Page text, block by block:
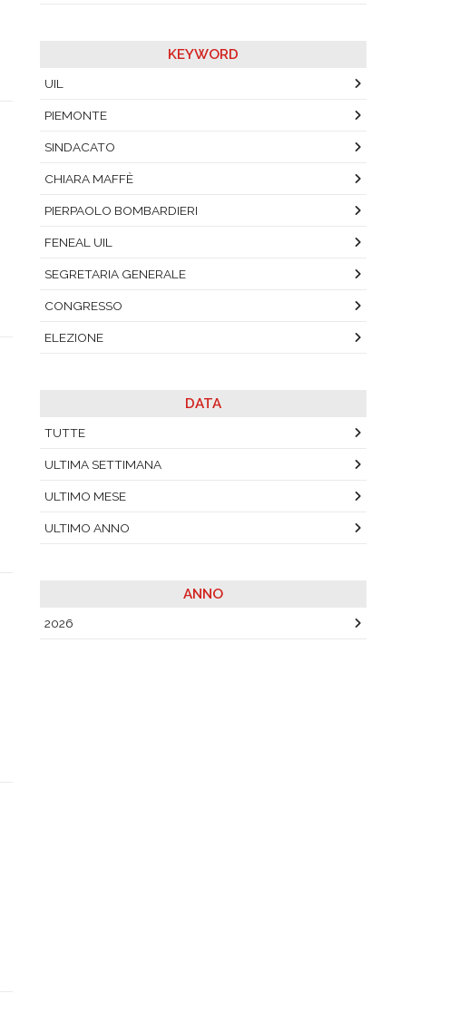
KEYWORD
UIL
PIEMONTE
SINDACATO
CHIARA MAFFÈ
PIERPAOLO BOMBARDIERI
FENEAL UIL
SEGRETARIA GENERALE
CONGRESSO
ELEZIONE
DATA
TUTTE
ULTIMA SETTIMANA
ULTIMO MESE
ULTIMO ANNO
ANNO
2026